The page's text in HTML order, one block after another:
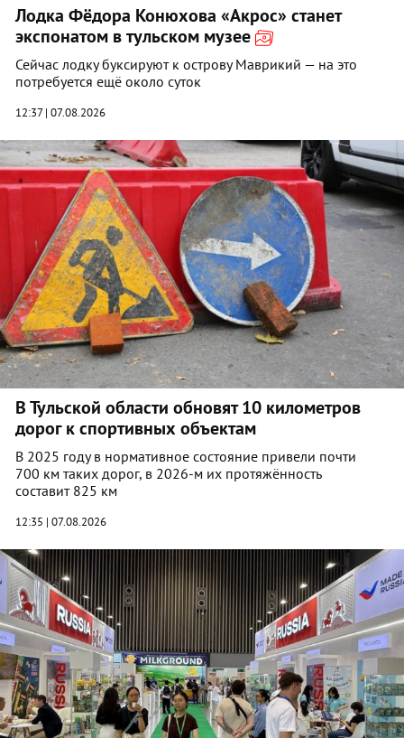
Лодка Фёдора Конюхова «Акрос» станет
экспонатом в тульском музее
Сейчас лодку буксируют к острову Маврикий — на это
потребуется ещё около суток
12:37 | 07.08.2026
В Тульской области обновят 10 километров
дорог к спортивных объектам
В 2025 году в нормативное состояние привели почти
700 км таких дорог, в 2026-м их протяжённость
составит 825 км
12:35 | 07.08.2026